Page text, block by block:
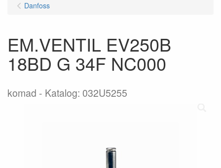
Danfoss
EM.VENTIL EV250B
18BD G 34F NC000
komad Katalog: 032U5255